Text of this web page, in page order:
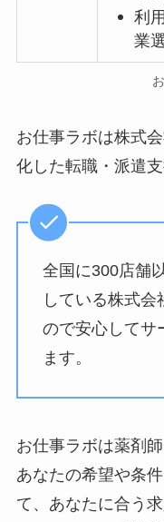
利
業
お仕事ラボは株式
化した転職・派遣
全国に300店舗
している株式
ので安心してサ
ます。
お仕事ラボは薬剤
あなたの希望や条
て、あなたに合う